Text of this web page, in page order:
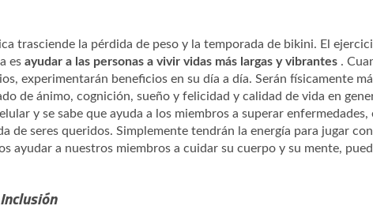
trasciende la pérdida de peso y la temporada de bikini. El
es ayudar a las personas a vivir vidas más largas y vibrantes .
experimentarán beneficios en su día a día. Serán físicamente
de ánimo, cognición, sueño y felicidad y calidad de vida en
y se sabe que ayuda a los miembros a superar
de seres queridos. Simplemente tendrán la energía para jugar
ayudar a nuestros miembros a cuidar su cuerpo y su mente,